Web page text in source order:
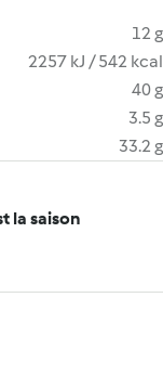
12 g
2257 kJ / 542 kcal
40 g
3.5 g
33.2 g
la saison